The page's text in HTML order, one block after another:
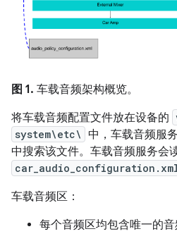
图 1. 车载音频架构概览。
将车载音频配置文件放在设备的
system\etc\ 中，车载音频服
中搜索该文件。车载音频服务会
车载音频区：
每个音频区均包含唯一的音